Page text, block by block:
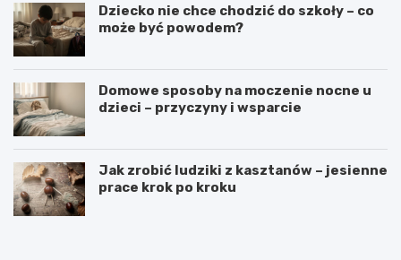
Dziecko nie chce chodzić do szkoły – co
może być powodem?
Domowe sposoby na moczenie nocne u
dzieci – przyczyny i wsparcie
Jak zrobić ludziki z kasztanów – jesienne
prace krok po kroku